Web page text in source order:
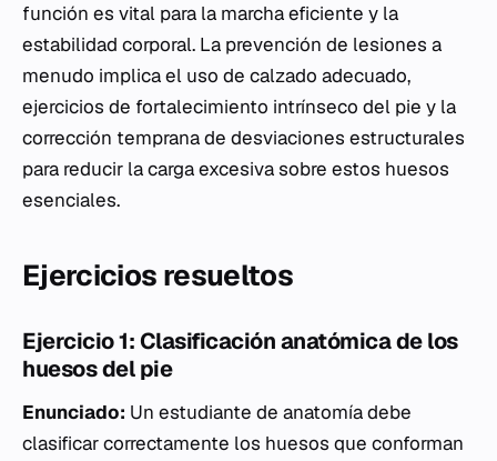
función es vital para la marcha eficiente y la
estabilidad corporal. La prevención de lesiones a
menudo implica el uso de calzado adecuado,
ejercicios de fortalecimiento intrínseco del pie y la
corrección temprana de desviaciones estructurales
para reducir la carga excesiva sobre estos huesos
esenciales.
Ejercicios resueltos
Ejercicio 1: Clasificación anatómica de los
huesos del pie
Enunciado: Un estudiante de anatomía debe
clasificar correctamente los huesos que conforman